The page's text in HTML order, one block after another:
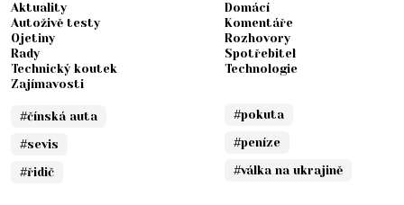
Aktuality
Autoživě testy
Ojetiny
Rady
Technický koutek
Zajímavosti
#čínská auta
#sevis
#řidič
Domácí
Komentáře
Rozhovory
Spotřebitel
Technologie
#pokuta
#peníze
#válka na ukrajině